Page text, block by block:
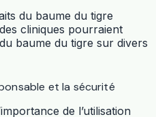
du baume du tigre
cliniques pourraient
baume du tigre sur divers
et la sécurité
de l’utilisation